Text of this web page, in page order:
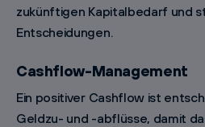
zukünftigen Kapitalbedarf und
Entscheidungen.
Cashflow-Management
Ein positiver Cashflow ist
Geldzu- und -abflüsse, damit